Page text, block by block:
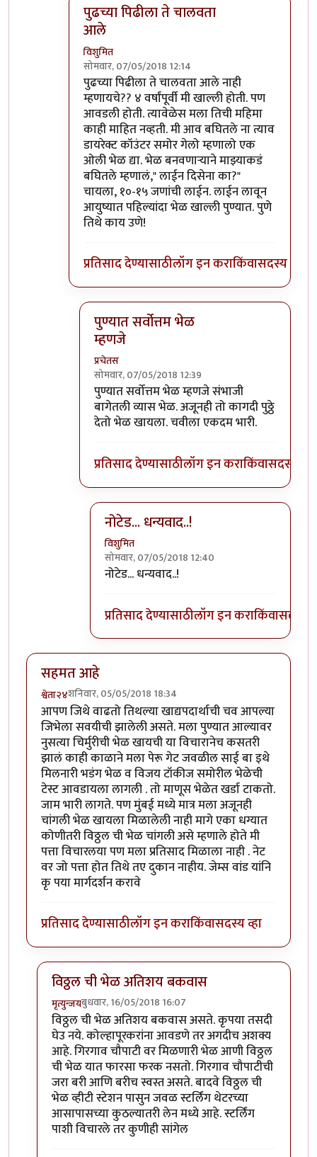
पुढच्या पिढीला ते चालवता
आले
विशुमित
सोमवार, 07/05/2018 12:14
In reply toशिवाजीनगर रेल्वे स्टेशनच्या
पुढच्या पिढीला ते चालवता आले नाही
म्हणायचे?? ४ वर्षांपूर्वी मी खाल्ली होती. पण
आवडली होती. त्यावेळेस मला तिची महिमा
काही माहित नव्हती. मी आव बघितले ना त्याव
डायरेक्ट कॉउंटर समोर गेलो म्हणालो एक
ओली भेळ द्या. भेळ बनवणाऱ्याने माझ्याकडं
बघितले म्हणालं," लाईन दिसेना का?"
चायला, १०-१५ जणांची लाईन. लाईन लावून
आयुष्यात पहिल्यांदा भेळ खाल्ली पुण्यात. पुणे
तिथे काय उणे!
प्रतिसाद देण्यासाठीलॉग इन कराकिंवासदस्य व्हा
पुण्यात सर्वोत्तम भेळ
म्हणजे
प्रचेतस
सोमवार, 07/05/2018 12:39
In reply toपुढच्या पिढीला ते चालवता आले
पुण्यात सर्वोत्तम भेळ म्हणजे संभाजी
बागेतली व्यास भेळ. अजूनही तो कागदी पुठ्ठे
देतो भेळ खायला. चवीला एकदम भारी.
प्रतिसाद देण्यासाठीलॉग इन कराकिंवासदस्य व्हा
नोटेड... धन्यवाद..!
विशुमित
सोमवार, 07/05/2018 12:40
In reply toपुण्यात सर्वोत्तम भेळ म्हणजे
नोटेड... धन्यवाद..!
प्रतिसाद देण्यासाठीलॉग इन कराकिंवासदस्य
सहमत आहे
श्वेता२४शनिवार, 05/05/2018 18:34
आपण जिथे वाढतो तिथल्या खाद्यपदार्थाची चव आपल्या
जिभेला सवयीची झालेली असते. मला पुण्यात आल्यावर
नुसत्या चिर्मुरीची भेळ खायची या विचारानेच कसतरी
झालं काही काळाने मला पेरू गेट जवळील साई बा इथे
मिलनारी भडंग भेळ व विजय टॉकीज समोरील भेळेची
टेस्ट आवडायला लागली . तो माणूस भेळेत खर्डा टाकतो.
जाम भारी लागते. पण मुंबई मध्ये मात्र मला अजूनही
चांगली भेळ खायला मिळालेली नाही मागे एका धग्यात
कोणीतरी विठ्ठल ची भेळ चांगली असे म्हणाले होते मी
पत्ता विचारलया पण मला प्रतिसाद मिळाला नाही . नेट
वर जो पत्ता होत तिथे तए दुकान नाहीय. जेम्स वांड यांनि
कृ पया मार्गदर्शन करावे
प्रतिसाद देण्यासाठीलॉग इन कराकिंवासदस्य व्हा
विठ्ठल ची भेळ अतिशय बकवास
मृत्युन्जयबुधवार, 16/05/2018 16:07
In reply toसहमत आहेbyश्वेता२४
विठ्ठल ची भेळ अतिशय बकवास असते. कृपया तसदी
घेउ नये. कोल्हापूरकरांना आवडणे तर अगदीच अशक्य
आहे. गिरगाव चौपाटी वर मिळणारी भेळ आणी विठ्ठल
ची भेळ यात फारसा फरक नसतो. गिरगाव चौपाटीची
जरा बरी आणि बरीच स्वस्त असते. बादवे विठ्ठल ची
भेळ व्हीटी स्टेशन पासुन जवळ स्टर्लिंग थेटरच्या
आसापासच्या कुठल्यातरी लेन मध्ये आहे. स्टर्लिंग
पाशी विचारले तर कुणीही सांगेल